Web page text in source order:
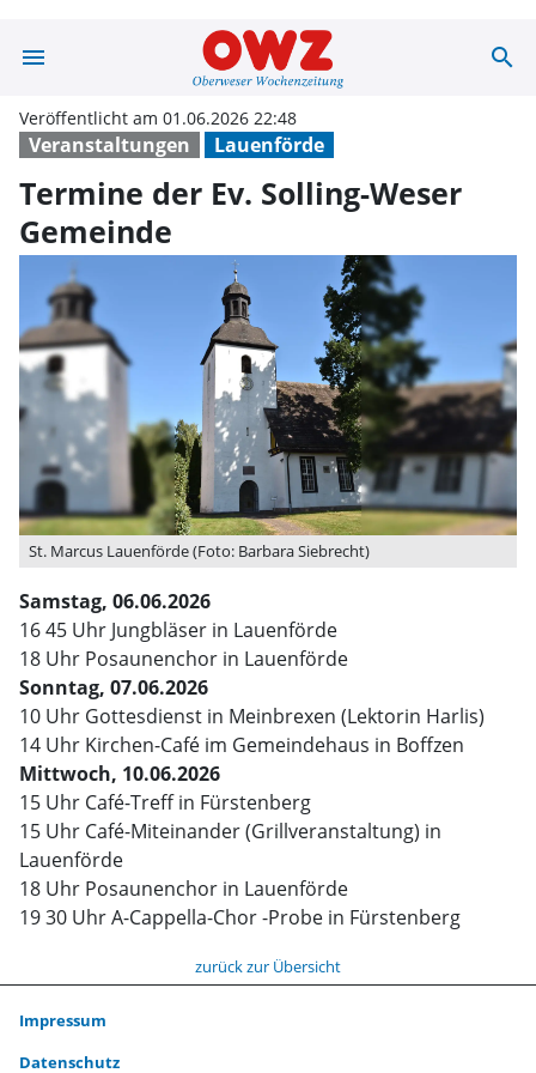
menu Termine der search
Veranstaltungen Lauenförde
Veröffentlicht am 01.06.2026 22:48
Termine der Ev. Solling-Weser
Gemeinde
St. Marcus Lauenförde (Foto: Barbara Siebrecht)
Samstag, 06.06.2026
16 45 Uhr Jungbläser in Lauenförde
18 Uhr Posaunenchor in Lauenförde
Sonntag, 07.06.2026
10 Uhr Gottesdienst in Meinbrexen (Lektorin Harlis)
14 Uhr Kirchen-Café im Gemeindehaus in Boffzen
Mittwoch, 10.06.2026
15 Uhr Café-Treff in Fürstenberg
15 Uhr Café-Miteinander (Grillveranstaltung) in
Lauenförde
18 Uhr Posaunenchor in Lauenförde
19 30 Uhr A-Cappella-Chor -Probe in Fürstenberg
zurück zur Übersicht
Impressum
Datenschutz